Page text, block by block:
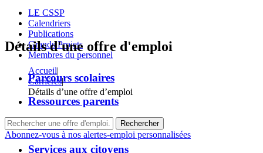
LE CSSP
Calendriers
Publications
Grands Projets
Membres du personnel
Parcours scolaires
Ressources parents
Carrières
Services aux citoyens
Détails d'une offre d'emploi
Accueil|
Carrières|
Détails d’une offre d’emploi
Abonnez-vous à nos alertes-emploi personnalisées